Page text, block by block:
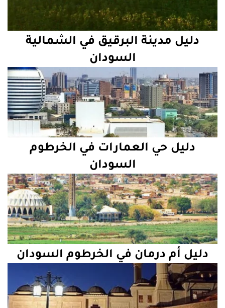
دليل مدينة البرقيق في الشمالية
السودان
دليل حي العمارات في الخرطوم
السودان
دليل أم درمان في الخرطوم السودان